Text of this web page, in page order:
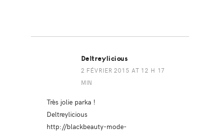
Deltreylicious
2 FÉVRIER 2015 AT 12 H 17
MIN
Très jolie parka !
Deltreylicious
http://blackbeauty-mode-